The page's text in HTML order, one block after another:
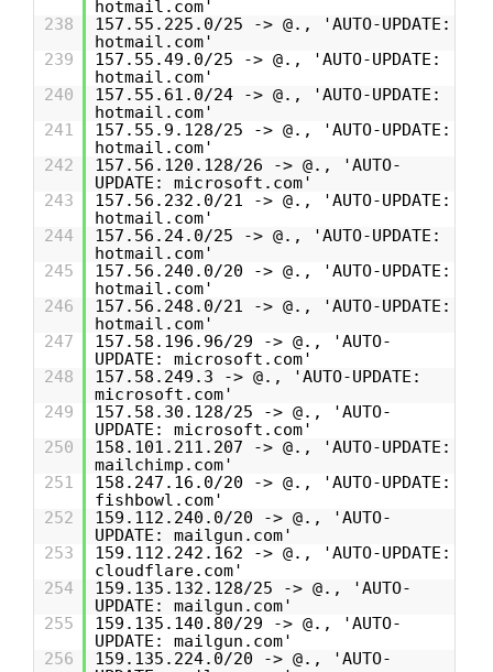
hotmail.com'
238
157.55.225.0/25 -> @., 'AUTO-UPDATE:
hotmail.com'
239
157.55.49.0/25 -> @., 'AUTO-UPDATE:
hotmail.com'
240
157.55.61.0/24 -> @., 'AUTO-UPDATE:
hotmail.com'
241
157.55.9.128/25 -> @., 'AUTO-UPDATE:
hotmail.com'
242
157.56.120.128/26 -> @., 'AUTO-
UPDATE: microsoft.com'
243
157.56.232.0/21 -> @., 'AUTO-UPDATE:
hotmail.com'
244
157.56.24.0/25 -> @., 'AUTO-UPDATE:
hotmail.com'
245
157.56.240.0/20 -> @., 'AUTO-UPDATE:
hotmail.com'
246
157.56.248.0/21 -> @., 'AUTO-UPDATE:
hotmail.com'
247
157.58.196.96/29 -> @., 'AUTO-
UPDATE: microsoft.com'
248
157.58.249.3 -> @., 'AUTO-UPDATE:
microsoft.com'
249
157.58.30.128/25 -> @., 'AUTO-
UPDATE: microsoft.com'
250
158.101.211.207 -> @., 'AUTO-UPDATE:
mailchimp.com'
251
158.247.16.0/20 -> @., 'AUTO-UPDATE:
fishbowl.com'
252
159.112.240.0/20 -> @., 'AUTO-
UPDATE: mailgun.com'
253
159.112.242.162 -> @., 'AUTO-UPDATE:
cloudflare.com'
254
159.135.132.128/25 -> @., 'AUTO-
UPDATE: mailgun.com'
255
159.135.140.80/29 -> @., 'AUTO-
UPDATE: mailgun.com'
256
159.135.224.0/20 -> @., 'AUTO-